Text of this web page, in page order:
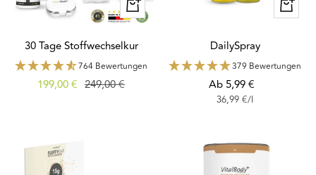
Schnellansicht
30 Tage Stoffwechselkur
764 Bewertungen
Angebotspreis
199,00 € Regulärer
249,00 €
DailySpray
379 Bewertungen
Angebotspreis
Ab 5,99 €
36,99 €/l